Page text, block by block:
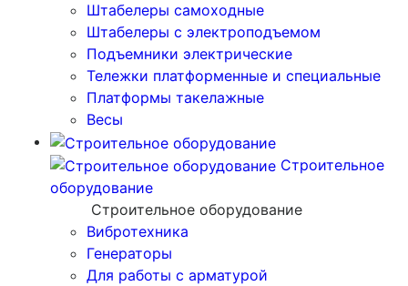
Штабелеры самоходные
Штабелеры с электроподъемом
Подъемники электрические
Тележки платформенные и специальные
Платформы такелажные
Весы
Строительное
оборудование
Строительное оборудование
Вибротехника
Генераторы
Для работы с арматурой